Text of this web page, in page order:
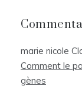
marie nicole
Comment le
gènes